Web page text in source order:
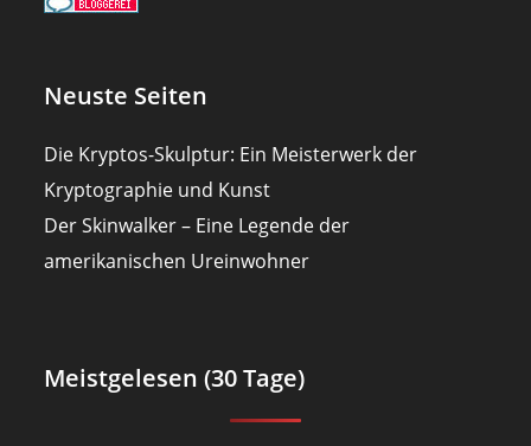
Neuste Seiten
Die Kryptos-Skulptur: Ein Meisterwerk der
Kryptographie und Kunst
Der Skinwalker – Eine Legende der
amerikanischen Ureinwohner
Meistgelesen (30 Tage)